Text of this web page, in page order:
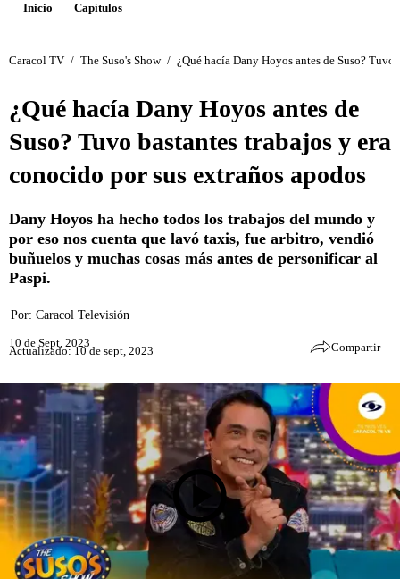
Inicio Capítulos
Caracol TV / The Suso's Show / ¿Qué hacía Dany Hoyos antes de Suso?
¿Qué hacía Dany Hoyos antes de
Suso? Tuvo bastantes trabajos y era
conocido por sus extraños apodos
Dany Hoyos ha hecho todos los trabajos del mundo y
por eso nos cuenta que lavó taxis, fue arbitro, vendió
buñuelos y muchas cosas más antes de personificar al
Paspi.
Por: Caracol Televisión
10 de Sept, 2023
Actualizado: 10 de sept, 2023 Compartir